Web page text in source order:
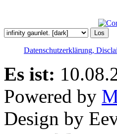
Datenschutzerklärung,
Es ist:
Powered by
Design by